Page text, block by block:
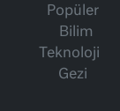
Popüler
Bilim
Teknoloji
Gezi